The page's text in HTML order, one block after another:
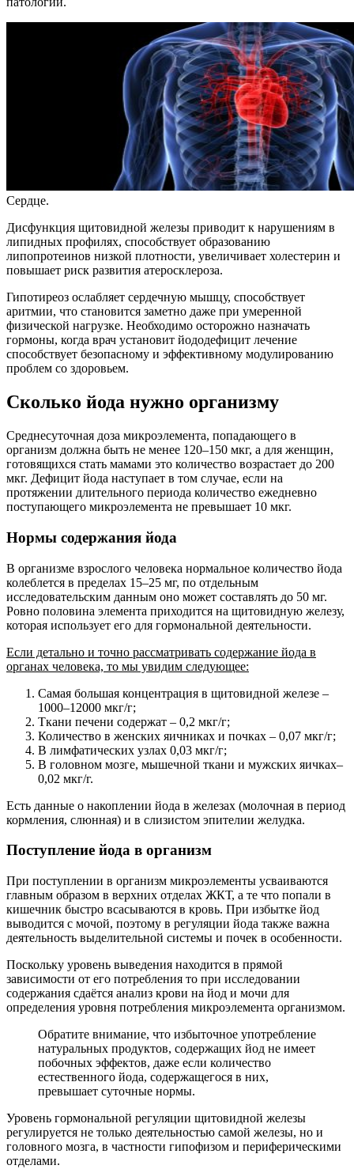
Сердце.
Дисфункция щитовидной железы приводит к нарушениям в
липидных профилях, способствует образованию
липопротеинов низкой плотности, увеличивает холестерин и
повышает риск развития атеросклероза.
Гипотиреоз ослабляет сердечную мышцу, способствует
аритмии, что становится заметно даже при умеренной
физической нагрузке. Необходимо осторожно назначать
гормоны, когда врач установит йододефицит лечение
способствует безопасному и эффективному модулированию
проблем со здоровьем.
Сколько йода нужно организму
Среднесуточная доза микроэлемента, попадающего в
организм должна быть не менее 120–150 мкг, а для женщин,
готовящихся стать мамами это количество возрастает до 200
мкг. Дефицит йода наступает в том случае, если на
протяжении длительного периода количество ежедневно
поступающего микроэлемента не превышает 10 мкг.
Нормы содержания йода
В организме взрослого человека нормальное количество йода
колеблется в пределах 15–25 мг, по отдельным
исследовательским данным оно может составлять до 50 мг.
Ровно половина элемента приходится на щитовидную железу,
которая использует его для гормональной деятельности.
Если детально и точно рассматривать содержание йода в
органах человека, то мы увидим следующее:
Самая большая концентрация в щитовидной железе –
1000–12000 мкг/г;
Ткани печени содержат – 0,2 мкг/г;
Количество в женских яичниках и почках – 0,07 мкг/г;
В лимфатических узлах 0,03 мкг/г;
В головном мозге, мышечной ткани и мужских яичках–
0,02 мкг/г.
Есть данные о накоплении йода в железах (молочная в период
кормления, слюнная) и в слизистом эпителии желудка.
Поступление йода в организм
При поступлении в организм микроэлементы усваиваются
главным образом в верхних отделах ЖКТ, а те что попали в
кишечник быстро всасываются в кровь. При избытке йод
выводится с мочой, поэтому в регуляции йода также важна
деятельность выделительной системы и почек в особенности.
Поскольку уровень выведения находится в прямой
зависимости от его потребления то при исследовании
содержания сдаётся анализ крови на йод и мочи для
определения уровня потребления микроэлемента организмом.
Обратите внимание, что избыточное употребление
натуральных продуктов, содержащих йод не имеет
побочных эффектов, даже если количество
естественного йода, содержащегося в них,
превышает суточные нормы.
Уровень гормональной регуляции щитовидной железы
регулируется не только деятельностью самой железы, но и
головного мозга, в частности гипофизом и периферическими
отделами.